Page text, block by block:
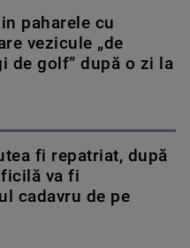
paharele cu
vezicule „de
de golf” după o zi la
fi repatriat, după
va fi
cadavru de pe